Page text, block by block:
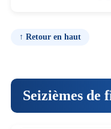
↑ Retour en haut
Seizièmes de